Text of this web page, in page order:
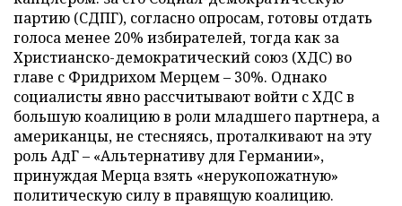
партию (СДПГ), согласно опросам, готовы отдать
голоса менее 20% избирателей, тогда как за
Христианско-демократический союз (ХДС) во
главе с Фридрихом Мерцем – 30%. Однако
социалисты явно рассчитывают войти с ХДС в
большую коалицию в роли младшего партнера, а
американцы, не стесняясь, проталкивают на эту
роль АдГ – «Альтернативу для Германии»,
принуждая Мерца взять «нерукопожатную»
политическую силу в правящую коалицию.